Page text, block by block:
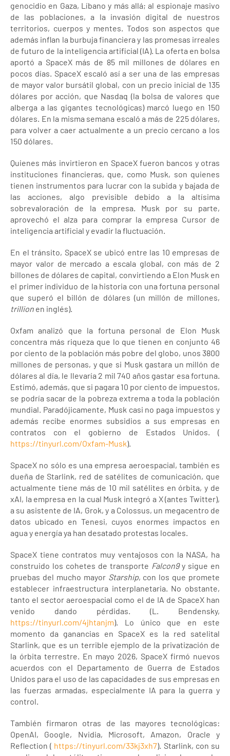
genocidio en Gaza, Líbano y más allá; al espionaje masivo
de las poblaciones, a la invasión digital de nuestros
territorios, cuerpos y mentes. Todos son aspectos que
además inflan la burbuja financiera y las promesas irreales
de futuro de la inteligencia artificial (IA). La oferta en bolsa
aportó a SpaceX más de 85 mil millones de dólares en
pocos días. SpaceX escaló así a ser una de las empresas
de mayor valor bursátil global, con un precio inicial de 135
dólares por acción, que Nasdaq (la bolsa de valores que
alberga a las gigantes tecnológicas) marcó luego en 150
dólares. En la misma semana escaló a más de 225 dólares,
para volver a caer actualmente a un precio cercano a los
150 dólares.
Quienes más invirtieron en SpaceX fueron bancos y otras
instituciones financieras, que, como Musk, son quienes
tienen instrumentos para lucrar con la subida y bajada de
las acciones, algo previsible debido a la altísima
sobrevaloración de la empresa. Musk por su parte,
aprovechó el alza para comprar la empresa Cursor de
inteligencia artificial y evadir la fluctuación.
En el tránsito, SpaceX se ubicó entre las 10 empresas de
mayor valor de mercado a escala global, con más de 2
billones de dólares de capital, convirtiendo a Elon Musk en
el primer individuo de la historia con una fortuna personal
que superó el billón de dólares (un millón de millones,
trillion en inglés).
Oxfam analizó que la fortuna personal de Elon Musk
concentra más riqueza que lo que tienen en conjunto 46
por ciento de la población más pobre del globo, unos 3800
millones de personas, y que si Musk gastara un millón de
dólares al día, le llevaría 2 mil 740 años gastar esa fortuna.
Estimó, además, que si pagara 10 por ciento de impuestos,
se podría sacar de la pobreza extrema a toda la población
mundial. Paradójicamente, Musk casi no paga impuestos y
además recibe enormes subsidios a sus empresas en
contratos con el gobierno de Estados Unidos. (
https://tinyurl.com/Oxfam-Musk).
SpaceX no sólo es una empresa aeroespacial, también es
dueña de Starlink, red de satélites de comunicación, que
actualmente tiene más de 10 mil satélites en órbita, y de
xAI, la empresa en la cual Musk integró a X (antes Twitter),
a su asistente de IA, Grok, y a Colossus, un megacentro de
datos ubicado en Tenesi, cuyos enormes impactos en
agua y energía ya han desatado protestas locales.
SpaceX tiene contratos muy ventajosos con la NASA, ha
construido los cohetes de transporte Falcon9y sigue en
pruebas del mucho mayor Starship, con los que promete
establecer infraestructura interplanetaria. No obstante,
tanto el sector aeroespacial como el de IA de SpaceX han
venido dando pérdidas. (L. Bendensky,
https://tinyurl.com/4jhtanjm). Lo único que en este
momento da ganancias en SpaceX es la red satelital
Starlink, que es un terrible ejemplo de la privatización de
la órbita terrestre. En mayo 2026, SpaceX firmó nuevos
acuerdos con el Departamento de Guerra de Estados
Unidos para el uso de las capacidades de sus empresas en
las fuerzas armadas, especialmente IA para la guerra y
control.
También firmaron otras de las mayores tecnológicas:
OpenAI, Google, Nvidia, Microsoft, Amazon, Oracle y
Reflection ( https://tinyurl.com/33kj3xh7). Starlink, con su